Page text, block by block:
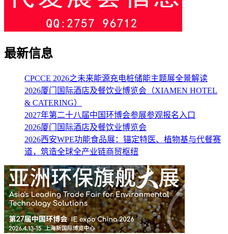
最新信息
CPCCE 2026之未来能源充电桩储能主题展全景解读
2026厦门国际酒店及餐饮业博览会（XIAMEN HOTEL
& CATERING）
2027年第二十八届中国环博会参展参观报名入口
2026厦门国际酒店及餐饮业博览会
2026西安WPE功能食品展：锚定特医、植物基与代餐赛
道，筑造全球全产业链商贸枢纽